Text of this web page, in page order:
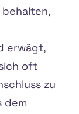
erwägt,
oft
zu
dem